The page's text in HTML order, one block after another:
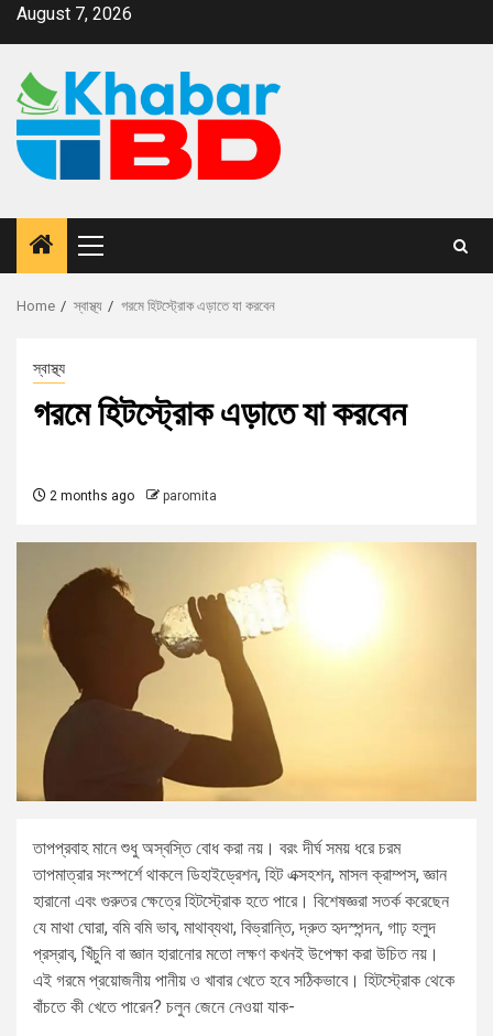
August 7, 2026
Home স্বাস্থ্য গরমে হিটস্ট্রোক এড়াতে যা করবেন
স্বাস্থ্য
গরমে হিটস্ট্রোক এড়াতে যা করবেন
2 months ago paromita
তাপপ্রবাহ মানে শুধু অস্বস্তি বোধ করা নয়। বরং দীর্ঘ সময় ধরে চরম
তাপমাত্রার সংস্পর্শে থাকলে ডিহাইড্রেশন, হিট এক্সহশন, মাসল ক্রাম্পস, জ্ঞান
হারানো এবং গুরুতর ক্ষেত্রে হিটস্ট্রোক হতে পারে। বিশেষজ্ঞরা সতর্ক করেছেন
যে মাথা ঘোরা, বমি বমি ভাব, মাথাব্যথা, বিভ্রান্তি, দ্রুত হৃদস্পন্দন, গাঢ় হলুদ
প্রস্রাব, খিঁচুনি বা জ্ঞান হারানোর মতো লক্ষণ কখনই উপেক্ষা করা উচিত নয়।
এই গরমে প্রয়োজনীয় পানীয় ও খাবার খেতে হবে সঠিকভাবে। হিটস্ট্রোক থেকে
বাঁচতে কী খেতে পারেন? চলুন জেনে নেওয়া যাক-